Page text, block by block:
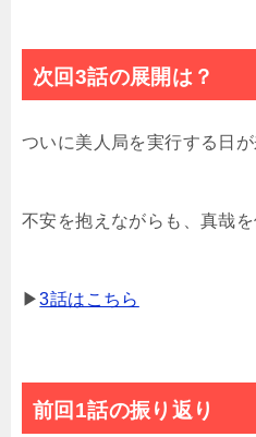
次回3話の展開は？
ついに美人局を実行する日が
不安を抱えながらも、真哉
▶3話はこちら
前回1話の振り返り